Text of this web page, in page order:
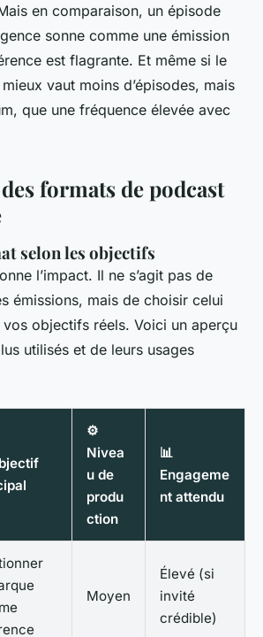
en comparaison, un épisode
sonne comme une émission
est flagrante. Et même si le
vaut moins d’épisodes, mais
que une fréquence élevée avec
formats de podcast
selon les objectifs
l’impact. Il ne s’agit pas de
émissions, mais de choisir celui
objectifs réels. Voici un aperçu
utilisés et de leurs usages
⚙️
Nivea
u de
produ
ction
📊
Engageme
nt attendu
Moyen
Élevé (si
invité
crédible)